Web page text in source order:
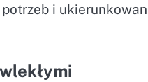
i